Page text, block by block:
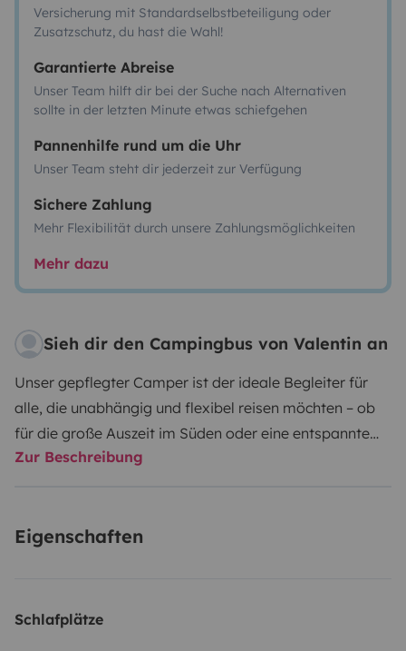
Versicherung mit Standardselbstbeteiligung oder
Zusatzschutz, du hast die Wahl!
Garantierte Abreise
Unser Team hilft dir bei der Suche nach Alternativen
sollte in der letzten Minute etwas schiefgehen
Pannenhilfe rund um die Uhr
Unser Team steht dir jederzeit zur Verfügung
Sichere Zahlung
Mehr Flexibilität durch unsere Zahlungsmöglichkeiten
Mehr dazu
Sieh dir den Campingbus von Valentin an
Unser gepflegter Camper ist der ideale Begleiter für
alle, die unabhängig und flexibel reisen möchten – ob
für die große Auszeit im Süden oder eine entspannte
Tour durch Europa. Mit drei Sitzplätzen vorne und
Solaranlage und 260AH Bordbatterie bist du auch
Extras wie Gewürze oder Aufbewahrungsgläser
Zur Beschreibung
Eigenschaften
Schlafplätze